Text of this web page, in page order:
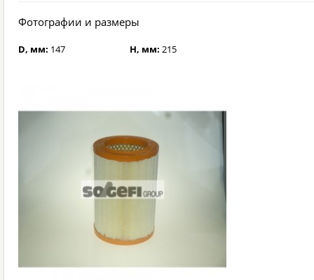
Фотографии и размеры
D, мм: 147 H, мм: 215